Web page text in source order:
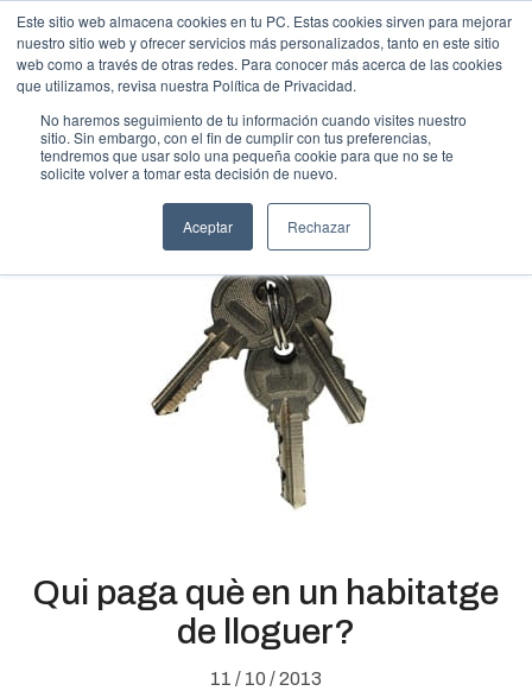
Este sitio web almacena cookies en tu PC. Estas cookies sirven para mejorar
nuestro sitio web y ofrecer servicios más personalizados, tanto en este sitio
web como a través de otras redes. Para conocer más acerca de las cookies
que utilizamos, revisa nuestra Política de Privacidad.
No haremos seguimiento de tu información cuando visites nuestro
sitio. Sin embargo, con el fin de cumplir con tus preferencias,
tendremos que usar solo una pequeña cookie para que no se te
solicite volver a tomar esta decisión de nuevo.
Aceptar Rechazar
Qui paga què en un habitatge
de lloguer?
11 / 10 / 2013